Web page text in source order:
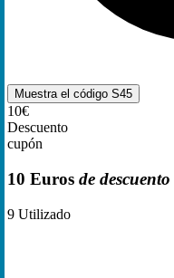
Muestra el código S45
10€
Descuento
cupón
10 Euros de descuento
9 Utilizado